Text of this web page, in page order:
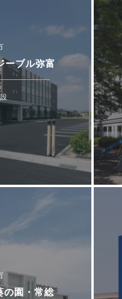
ーブル弥富
園・常総